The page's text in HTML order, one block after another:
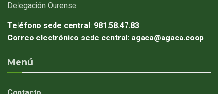
Delegación Ourense
Teléfono sede central: 981.58.47.83
Correo electrónico sede central: agaca@agaca.coop
Menú
Contacto